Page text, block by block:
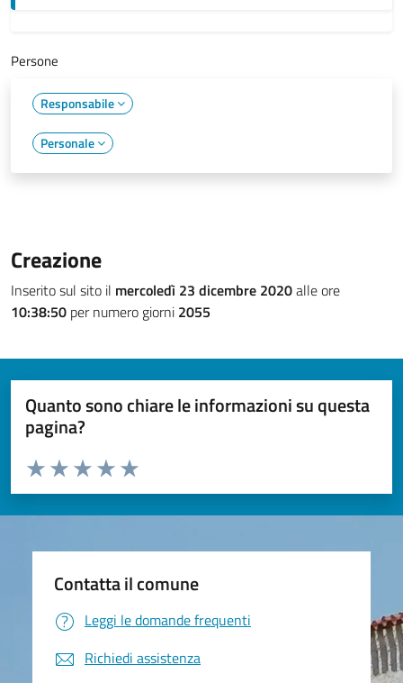
Persone
Responsabile
Personale
Creazione
Inserito sul sito il mercoledì 23 dicembre 2020alle ore
10:38:50 per numero giorni 2055
Quanto sono chiare le informazioni su questa
pagina?
Valuta da 1 a 5 stelle la pagina
Valuta 5 stelle su 5
Valuta 4 stelle su 5
Valuta 3 stelle su 5
Valuta 2 stelle su 5
Valuta 1 stelle su 5
Contatta il comune
Leggi le domande frequenti
Richiedi assistenza